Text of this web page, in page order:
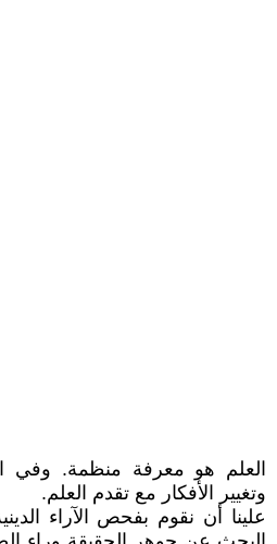
العلم هو معرفة منظمة. وفي
وتغيير الأفكار مع تقدم العلم.
علينا أن نقوم بفحص الآراء